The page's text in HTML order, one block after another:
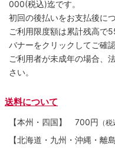
000(税込)迄です。
初回の後払いをお支払後に
ご利用限度額は累計残高で
バナーをクリックしてご確認
ご利用者が未成年の場合、
さい。
送料について
【本州・四国】 700円 （税
【北海道・九州・沖縄・離